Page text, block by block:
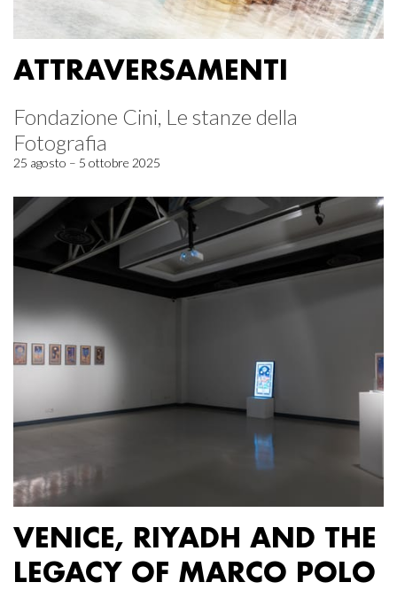
ATTRAVERSAMENTI
Fondazione Cini, Le stanze della
Fotografia
25 agosto – 5 ottobre 2025
VENICE, RIYADH AND THE
LEGACY OF MARCO POLO